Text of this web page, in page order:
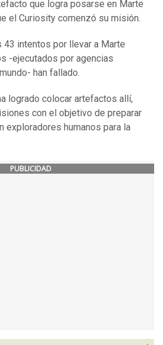
que logra posarse en Marte
el Curiosity comenzó su misión.
43 intentos por llevar a Marte
-ejecutados por agencias
han fallado.
logrado colocar artefactos allí,
con el objetivo de preparar
exploradores humanos para la
PUBLICIDAD